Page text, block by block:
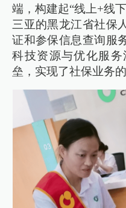
端，构建起“线上+线
三亚的黑龙江省社保
证和参保信息查询服
科技资源与优化服
垒，实现了社保业务的